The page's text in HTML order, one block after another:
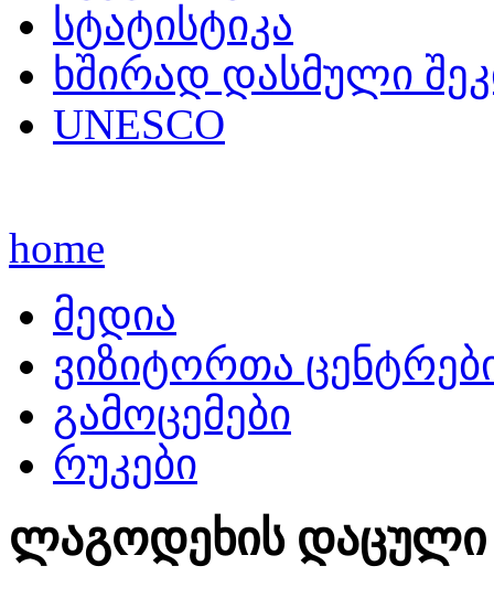
სტატისტიკა
ხშირად დასმული
UNESCO
home
მედია
ვიზიტორთა
გამოცემები
რუკები
ლაგოდეხის დაცული